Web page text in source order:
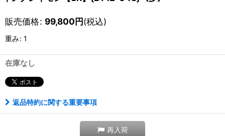
販売価格: 99,800円(税込)
重み: 1
在庫なし
返品特約に関する重要事項
再入荷